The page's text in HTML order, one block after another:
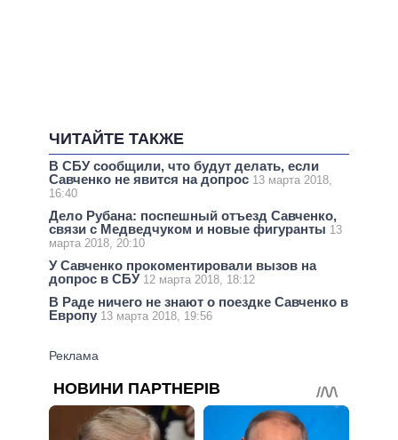
ЧИТАЙТЕ ТАКЖЕ
В СБУ сообщили, что будут делать, если
Савченко не явится на допрос 13 марта 2018,
16:40
Дело Рубана: поспешный отъезд Савченко,
связи с Медведчуком и новые фигуранты 13
марта 2018, 20:10
У Савченко прокоментировали вызов на
допрос в СБУ 12 марта 2018, 18:12
В Раде ничего не знают о поездке Савченко в
Европу 13 марта 2018, 19:56